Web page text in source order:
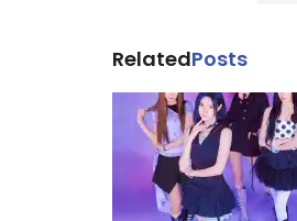
RelatedPosts